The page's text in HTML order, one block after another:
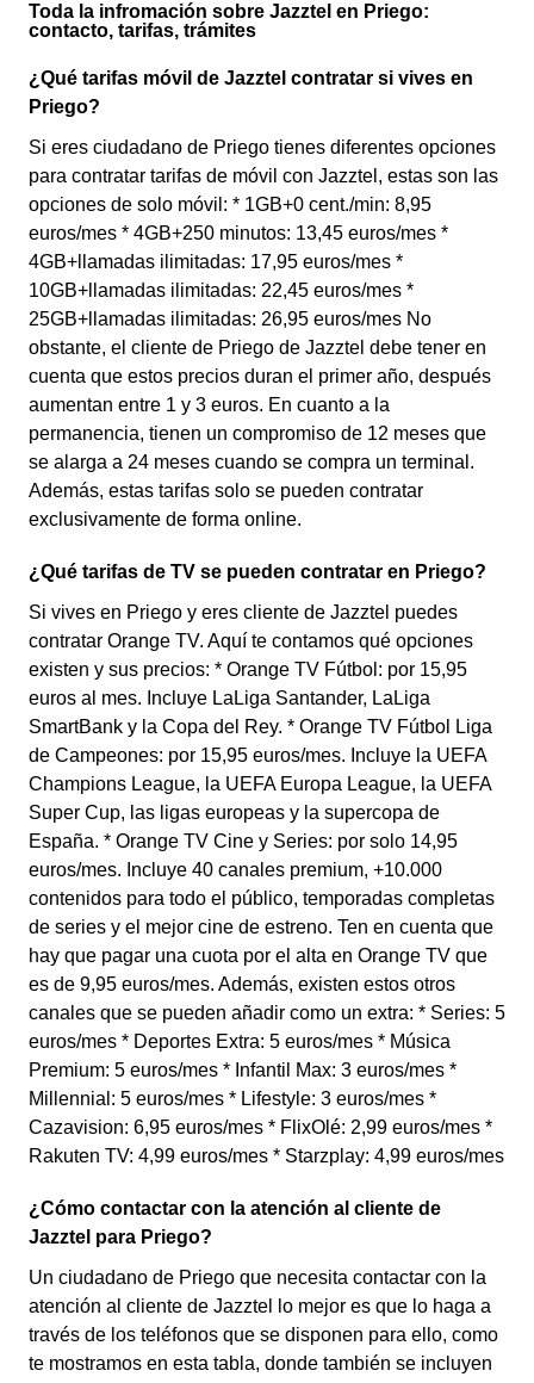
Toda la infromación sobre Jazztel en Priego:
contacto, tarifas, trámites
¿Qué tarifas móvil de Jazztel contratar si vives en
Priego?
Si eres ciudadano de Priego tienes diferentes opciones
para contratar tarifas de móvil con Jazztel, estas son las
opciones de solo móvil: * 1GB+0 cent./min: 8,95
euros/mes * 4GB+250 minutos: 13,45 euros/mes *
4GB+llamadas ilimitadas: 17,95 euros/mes *
10GB+llamadas ilimitadas: 22,45 euros/mes *
25GB+llamadas ilimitadas: 26,95 euros/mes No
obstante, el cliente de Priego de Jazztel debe tener en
cuenta que estos precios duran el primer año, después
aumentan entre 1 y 3 euros. En cuanto a la
permanencia, tienen un compromiso de 12 meses que
se alarga a 24 meses cuando se compra un terminal.
Además, estas tarifas solo se pueden contratar
exclusivamente de forma online.
¿Qué tarifas de TV se pueden contratar en Priego?
Si vives en Priego y eres cliente de Jazztel puedes
contratar Orange TV. Aquí te contamos qué opciones
existen y sus precios: * Orange TV Fútbol: por 15,95
euros al mes. Incluye LaLiga Santander, LaLiga
SmartBank y la Copa del Rey. * Orange TV Fútbol Liga
de Campeones: por 15,95 euros/mes. Incluye la UEFA
Champions League, la UEFA Europa League, la UEFA
Super Cup, las ligas europeas y la supercopa de
España. * Orange TV Cine y Series: por solo 14,95
euros/mes. Incluye 40 canales premium, +10.000
contenidos para todo el público, temporadas completas
de series y el mejor cine de estreno. Ten en cuenta que
hay que pagar una cuota por el alta en Orange TV que
es de 9,95 euros/mes. Además, existen estos otros
canales que se pueden añadir como un extra: * Series: 5
euros/mes * Deportes Extra: 5 euros/mes * Música
Premium: 5 euros/mes * Infantil Max: 3 euros/mes *
Millennial: 5 euros/mes * Lifestyle: 3 euros/mes *
Cazavision: 6,95 euros/mes * FlixOlé: 2,99 euros/mes *
Rakuten TV: 4,99 euros/mes * Starzplay: 4,99 euros/mes
¿Cómo contactar con la atención al cliente de
Jazztel para Priego?
Un ciudadano de Priego que necesita contactar con la
atención al cliente de Jazztel lo mejor es que lo haga a
través de los teléfonos que se disponen para ello, como
te mostramos en esta tabla, donde también se incluyen